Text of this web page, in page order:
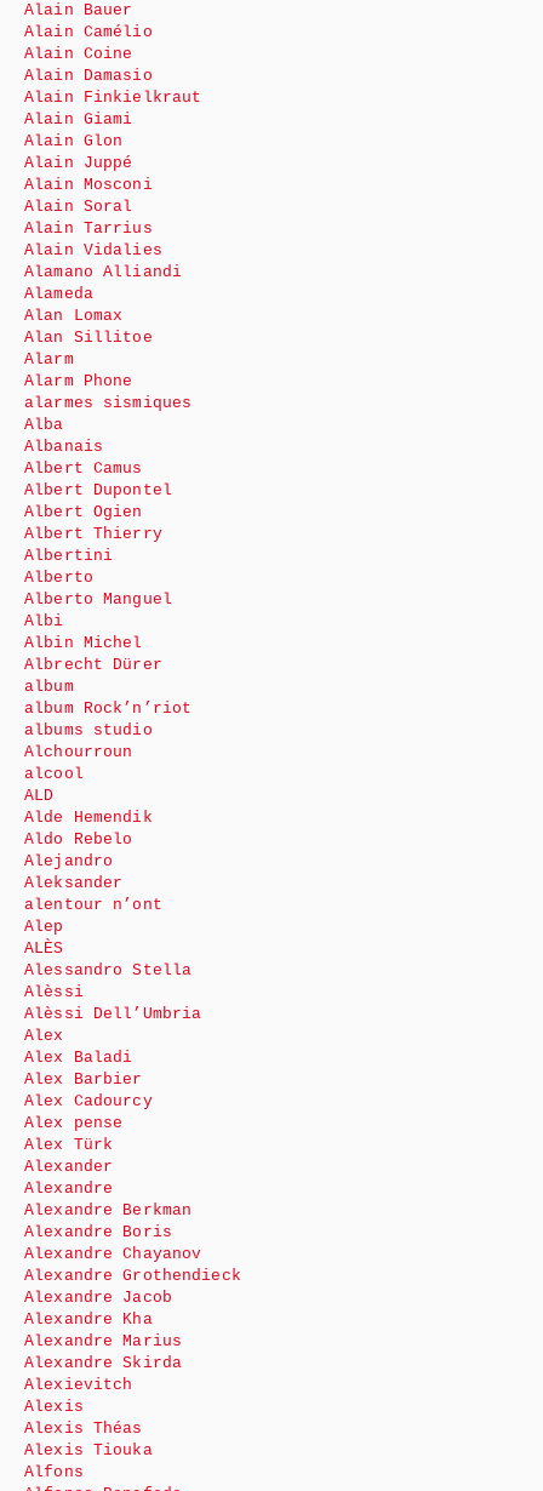
Alain Bauer
Alain Camélio
Alain Coine
Alain Damasio
Alain Finkielkraut
Alain Giami
Alain Glon
Alain Juppé
Alain Mosconi
Alain Soral
Alain Tarrius
Alain Vidalies
Alamano Alliandi
Alameda
Alan Lomax
Alan Sillitoe
Alarm
Alarm Phone
alarmes sismiques
Alba
Albanais
Albert Camus
Albert Dupontel
Albert Ogien
Albert Thierry
Albertini
Alberto
Alberto Manguel
Albi
Albin Michel
Albrecht Dürer
album
album Rock’n’riot
albums studio
Alchourroun
alcool
ALD
Alde Hemendik
Aldo Rebelo
Alejandro
Aleksander
alentour n’ont
Alep
ALÈS
Alessandro Stella
Alèssi
Alèssi Dell’Umbria
Alex
Alex Baladi
Alex Barbier
Alex Cadourcy
Alex pense
Alex Türk
Alexander
Alexandre
Alexandre Berkman
Alexandre Boris
Alexandre Chayanov
Alexandre Grothendieck
Alexandre Jacob
Alexandre Kha
Alexandre Marius
Alexandre Skirda
Alexievitch
Alexis
Alexis Théas
Alexis Tiouka
Alfons